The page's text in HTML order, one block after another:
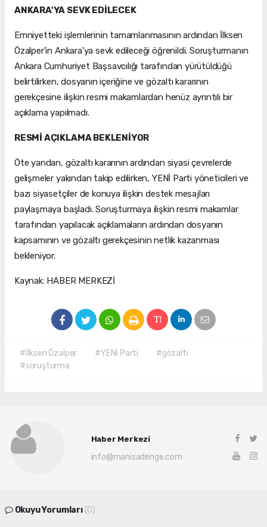
ANKARA'YA SEVK EDİLECEK
Emniyetteki işlemlerinin tamamlanmasının ardından İlksen
Özalper'in Ankara'ya sevk edileceği öğrenildi. Soruşturmanın
Ankara Cumhuriyet Başsavcılığı tarafından yürütüldüğü
belirtilirken, dosyanın içeriğine ve gözaltı kararının
gerekçesine ilişkin resmi makamlardan henüz ayrıntılı bir
açıklama yapılmadı.
RESMİ AÇIKLAMA BEKLENİYOR
Öte yandan, gözaltı kararının ardından siyasi çevrelerde
gelişmeler yakından takip edilirken, YENİ Parti yöneticileri ve
bazı siyasetçiler de konuya ilişkin destek mesajları
paylaşmaya başladı. Soruşturmaya ilişkin resmi makamlar
tarafından yapılacak açıklamaların ardından dosyanın
kapsamının ve gözaltı gerekçesinin netlik kazanması
bekleniyor.
Kaynak: HABER MERKEZİ
#İlksen Özalper #YENİ Parti
#gözaltı
#soruşturma
Haber Merkezi
info@manisadenge.com
Okuyu Yorumları (0)